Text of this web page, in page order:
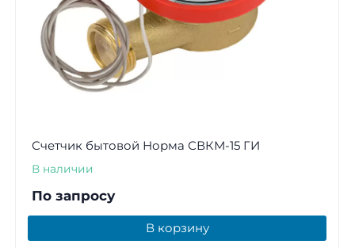
Счетчик бытовой Норма СВКМ-15 ГИ
В наличии
По запросу
В корзину